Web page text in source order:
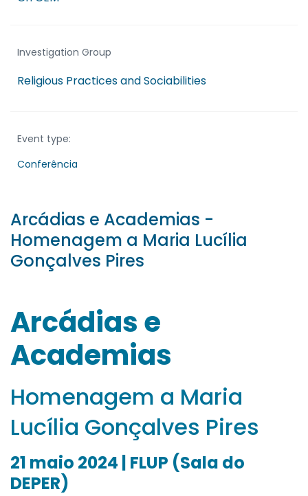
Investigation Group
Religious Practices and Sociabilities
Event type:
Conferência
Arcádias e Academias -
Homenagem a Maria Lucília
Gonçalves Pires
Arcádias e
Academias
Homenagem a Maria
Lucília Gonçalves Pires
21 maio 2024 | FLUP (Sala do
DEPER)